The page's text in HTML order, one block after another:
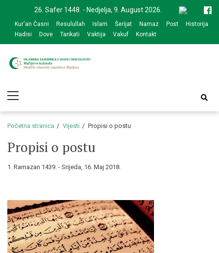
navigation
content
26. Safer 1448. - Nedjelja, 9. August 2026.
Kur'an Časni Resulullah Islam Šerijat Namaz Post
Historija
Hadisi
Dove Tarikati Vaktija Vakuf Kontakt
zajednice Bijeljina
Menu
Početna stranica Vijesti Propisi o postu
Propisi o postu
1. Ramazan 1439. - Srijeda, 16. Maj 2018.